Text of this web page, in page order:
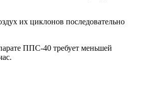
их циклонов последовательно
ППС-40 требует меньшей